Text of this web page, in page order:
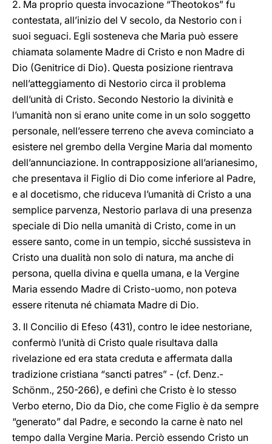
2. Ma proprio questa invocazione “Theotokos” fu
contestata, all’inizio del V secolo, da Nestorio con i
suoi seguaci. Egli sosteneva che Maria può essere
chiamata solamente Madre di Cristo e non Madre di
Dio (Genitrice di Dio). Questa posizione rientrava
nell’atteggiamento di Nestorio circa il problema
dell’unità di Cristo. Secondo Nestorio la divinità e
l’umanità non si erano unite come in un solo soggetto
personale, nell’essere terreno che aveva cominciato a
esistere nel grembo della Vergine Maria dal momento
dell’annunciazione. In contrapposizione all’arianesimo,
che presentava il Figlio di Dio come inferiore al Padre,
e al docetismo, che riduceva l’umanità di Cristo a una
semplice parvenza, Nestorio parlava di una presenza
speciale di Dio nella umanità di Cristo, come in un
essere santo, come in un tempio, sicché sussisteva in
Cristo una dualità non solo di natura, ma anche di
persona, quella divina e quella umana, e la Vergine
Maria essendo Madre di Cristo-uomo, non poteva
essere ritenuta né chiamata Madre di Dio.
3. Il Concilio di Efeso (431), contro le idee nestoriane,
confermò l’unità di Cristo quale risultava dalla
rivelazione ed era stata creduta e affermata dalla
tradizione cristiana “sancti patres” - (cf. Denz.-
Schönm., 250-266), e definì che Cristo è lo stesso
Verbo eterno, Dio da Dio, che come Figlio è da sempre
“generato” dal Padre, e secondo la carne è nato nel
tempo dalla Vergine Maria. Perciò essendo Cristo un